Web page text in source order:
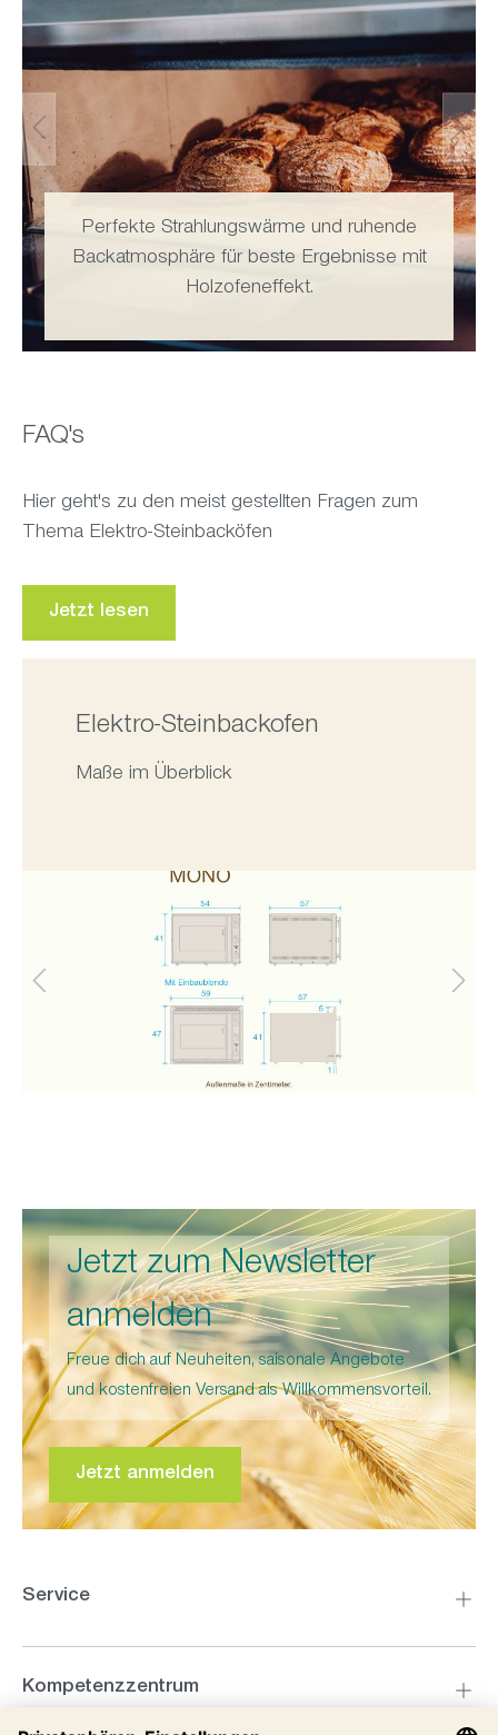
Perfekte Strahlungswärme und ruhende
Backatmosphäre für beste Ergebnisse mit
Holzofeneffekt.
230V oder 400 V Anschluss (Primus)
Modernste Ofentechnik mit effektivem
Wärmespeicher: Gehäuse-Isolierung,
spezielle Vollisolierung, Luftmantel und Pro
FAQ's
Hier geht's zu den meist gestellten Fragen zum
Thema Elektro-Steinbacköfen
Jetzt lesen
Elektro-Steinbackofen
Maße im Überblick
Jetzt zum Newsletter
anmelden
Freue dich auf Neuheiten, saisonale Angebote
und kostenfreien Versand als Willkommensvorteil.
Jetzt anmelden
Service
Kompetenzzentrum